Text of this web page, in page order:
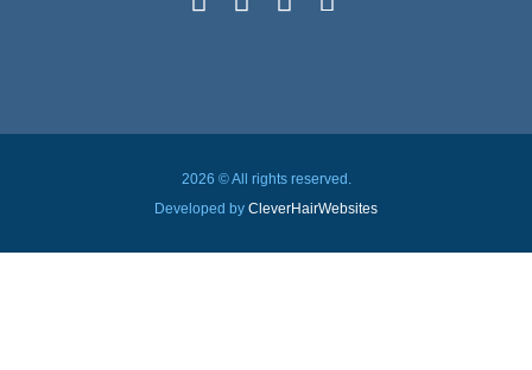
2026 © All rights reserved.
Developed by CleverHairWebsites